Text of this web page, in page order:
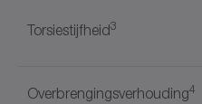
Torsiestijfheid3
Overbrengingsverhouding4